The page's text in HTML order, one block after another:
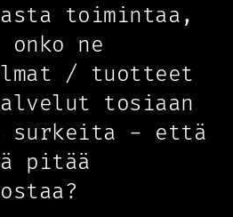
toimintaa,
ne
/ tuotteet
tosiaan
surkeita - että
pitää